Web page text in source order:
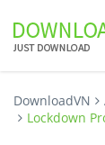
DownloadVN
Lockdown